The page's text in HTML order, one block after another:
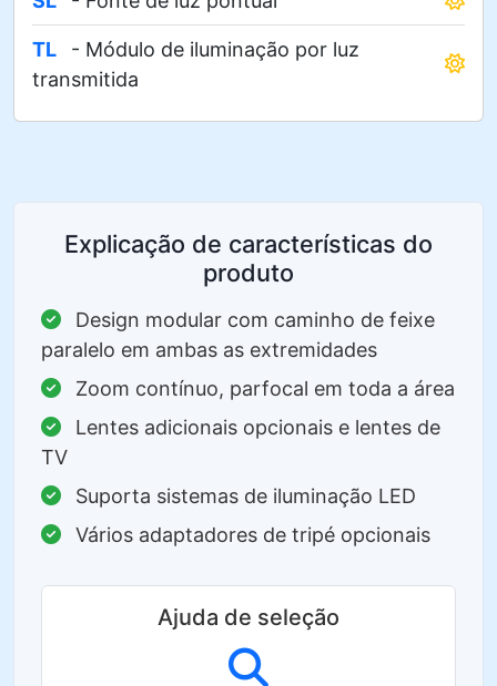
TL
- Módulo de iluminação por luz
transmitida
Explicação de características do
produto
Design modular com caminho de feixe
paralelo em ambas as extremidades
Zoom contínuo, parfocal em toda a área
Lentes adicionais opcionais e lentes de
TV
Suporta sistemas de iluminação LED
Vários adaptadores de tripé opcionais
Ajuda de seleção